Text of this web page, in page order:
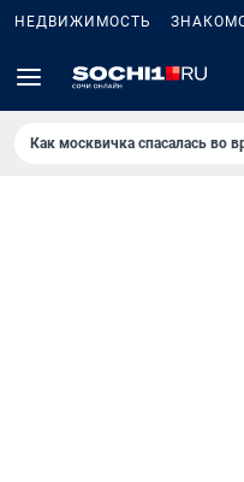
НЕДВИЖИМОСТЬ
Как москвичка спасалась во